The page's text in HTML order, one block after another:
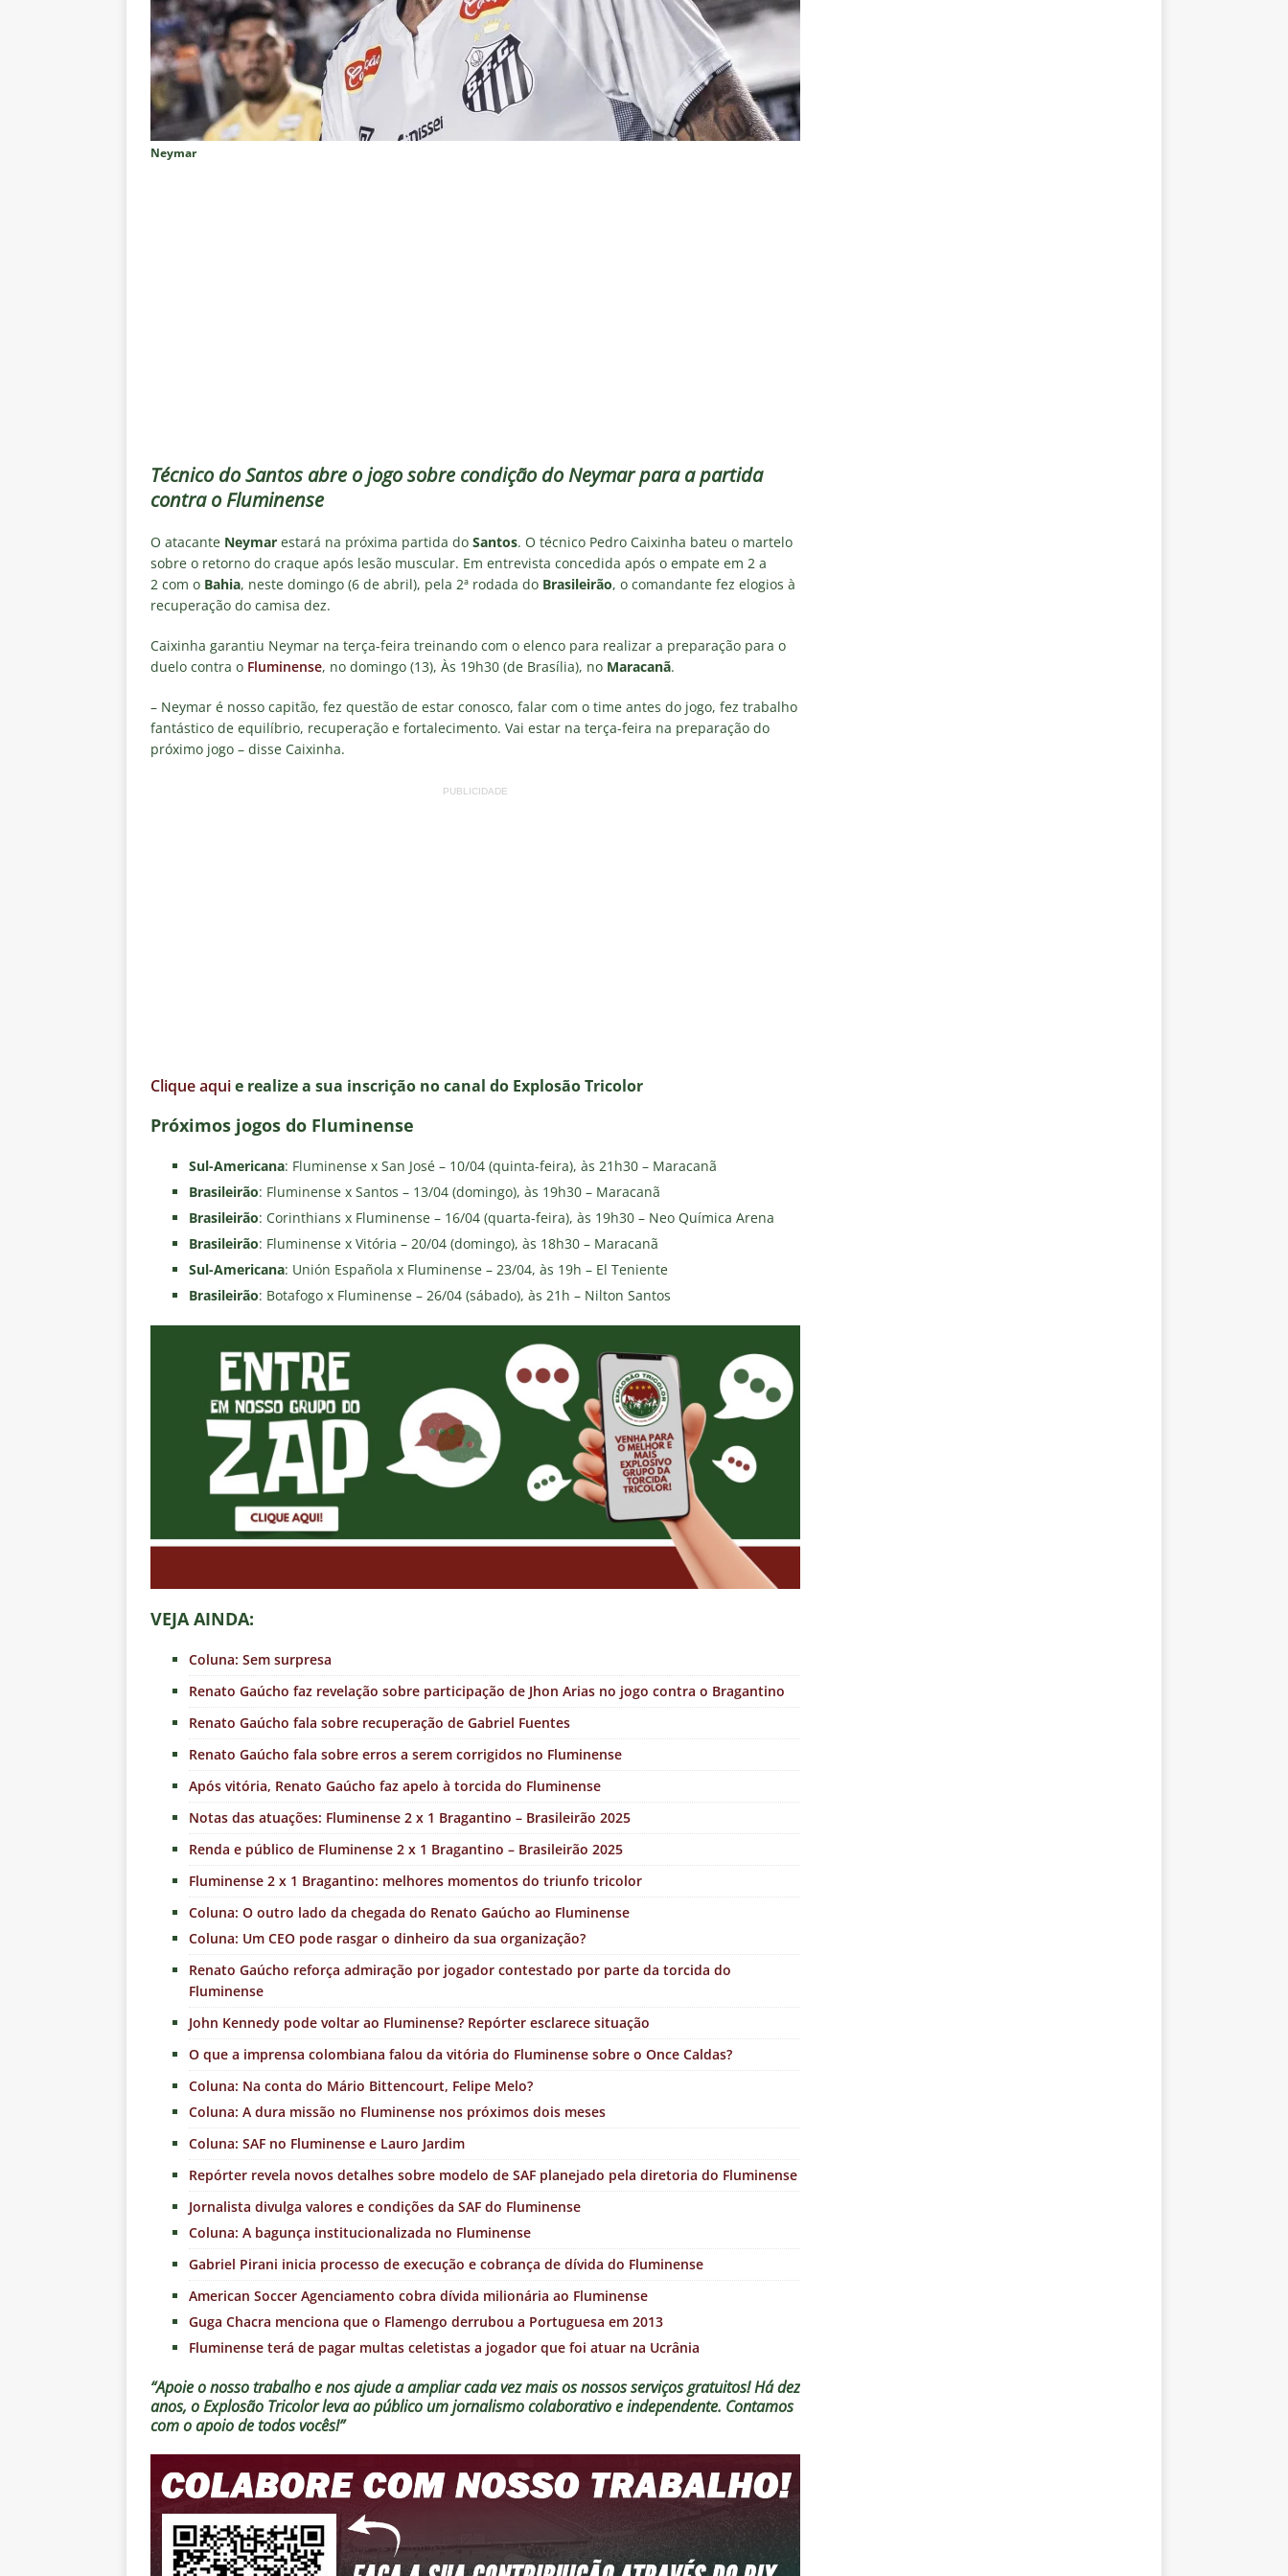
NOTÍCIAS
[ 6 de agosto de 2026 ]
Corinthians X Internacional — Oitavas Copa do Brasil 2026: Palpites, Odds
e Estatísticas
DICAS DE APOSTAS
[ 6 de agosto de 2026 ]
“Assassinato da alma do torcedor”: Vinicius Toledo detona eliminação do
Fluminense para o Vasco e cobra “olho da rua” para diretoria e Zubeldía
COLUNAS
“grande Libertadores”
NOTÍCIAS
[ 6 de agosto de 2026 ]
[ 6 de agosto de 2026 ] Zubeldía aponta principal responsável pela eliminação do Fluminense
NOTÍCIAS
NOTÍCIAS
do Brasil 2026
NOTÍCIAS
Neymar
Técnico do Santos abre o jogo sobre condição do Neymar para a partida
contra o Fluminense
O atacante Neymar estará na próxima partida do Santos. O técnico Pedro Caixinha bateu o martelo
sobre o retorno do craque após lesão muscular. Em entrevista concedida após o empate em 2 a
2 com o Bahia, neste domingo (6 de abril), pela 2ª rodada do Brasileirão, o comandante fez elogios à
recuperação do camisa dez.
Caixinha garantiu Neymar na terça-feira treinando com o elenco para realizar a preparação para o
duelo contra o Fluminense, no domingo (13), Às 19h30 (de Brasília), no Maracanã.
– Neymar é nosso capitão, fez questão de estar conosco, falar com o time antes do jogo, fez trabalho
fantástico de equilíbrio, recuperação e fortalecimento. Vai estar na terça-feira na preparação do
próximo jogo – disse Caixinha.
PUBLICIDADE
Clique aquie realize a sua inscrição no canal do Explosão Tricolor
Próximos jogos do Fluminense
Sul-Americana: Fluminense x San José – 10/04 (quinta-feira), às 21h30 – Maracanã
Brasileirão: Fluminense x Santos – 13/04 (domingo), às 19h30 – Maracanã
Brasileirão: Corinthians x Fluminense – 16/04 (quarta-feira), às 19h30 – Neo Química Arena
Brasileirão: Fluminense x Vitória – 20/04 (domingo), às 18h30 – Maracanã
Sul-Americana: Unión Española x Fluminense – 23/04, às 19h – El Teniente
Brasileirão: Botafogo x Fluminense – 26/04 (sábado), às 21h – Nilton Santos
VEJA AINDA:
Coluna: Sem surpresa
Renato Gaúcho faz revelação sobre participação de Jhon Arias no jogo contra o Bragantino
Renato Gaúcho fala sobre recuperação de Gabriel Fuentes
Renato Gaúcho fala sobre erros a serem corrigidos no Fluminense
Após vitória, Renato Gaúcho faz apelo à torcida do Fluminense
Notas das atuações: Fluminense 2 x 1 Bragantino – Brasileirão 2025
Renda e público de Fluminense 2 x 1 Bragantino – Brasileirão 2025
Fluminense 2 x 1 Bragantino: melhores momentos do triunfo tricolor
Coluna: O outro lado da chegada do Renato Gaúcho ao Fluminense
Coluna: Um CEO pode rasgar o dinheiro da sua organização?
Renato Gaúcho reforça admiração por jogador contestado por parte da torcida do
Fluminense
John Kennedy pode voltar ao Fluminense? Repórter esclarece situação
O que a imprensa colombiana falou da vitória do Fluminense sobre o Once Caldas?
Coluna: Na conta do Mário Bittencourt, Felipe Melo?
Coluna: A dura missão no Fluminense nos próximos dois meses
Coluna: SAF no Fluminense e Lauro Jardim
Repórter revela novos detalhes sobre modelo de SAF planejado pela diretoria do Fluminense
Jornalista divulga valores e condições da SAF do Fluminense
Coluna: A bagunça institucionalizada no Fluminense
Gabriel Pirani inicia processo de execução e cobrança de dívida do Fluminense
American Soccer Agenciamento cobra dívida milionária ao Fluminense
Guga Chacra menciona que o Flamengo derrubou a Portuguesa em 2013
Fluminense terá de pagar multas celetistas a jogador que foi atuar na Ucrânia
“Apoie o nosso trabalho e nos ajude a ampliar cada vez mais os nossos serviços gratuitos!Há dez
anos, o Explosão Tricolor leva ao público um jornalismo colaborativo e independente. Contamos
com o apoio de todos vocês!”